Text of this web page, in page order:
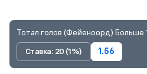
Тотал голов (Фейеноорд) Больше
Ставка: 20 (1%)
1.56